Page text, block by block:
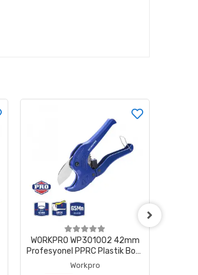
WORKPRO WP301002 42mm
Profesyonel PPRC Plastik Boru
Kesme Makası
Workpro